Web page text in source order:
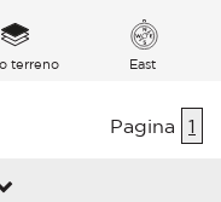
terreno East
Pagina 1